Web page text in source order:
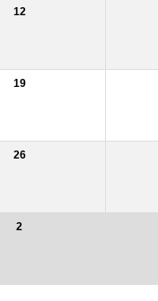
12
19
26
2